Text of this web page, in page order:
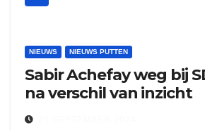
NIEUWS NIEUWS PUTTEN
Sabir Achefay weg bij
na verschil van inzicht